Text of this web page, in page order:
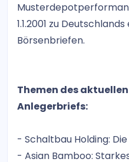
1.1.2001 zu
Börsenbriefen.
Themen des
Anlegerbriefs:
- Schaltbau Holding:
- Asian Bamboo: